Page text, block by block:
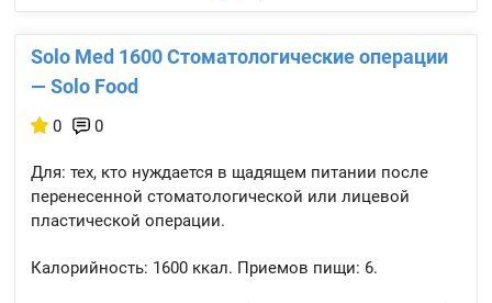
Solo Med 1600 Стоматологические операции
— Solo Food
0 0
Для: тех, кто нуждается в щадящем питании после
перенесенной стоматологической или лицевой
пластической операции.
Калорийность: 1600 ккал. Приемов пищи: 6.